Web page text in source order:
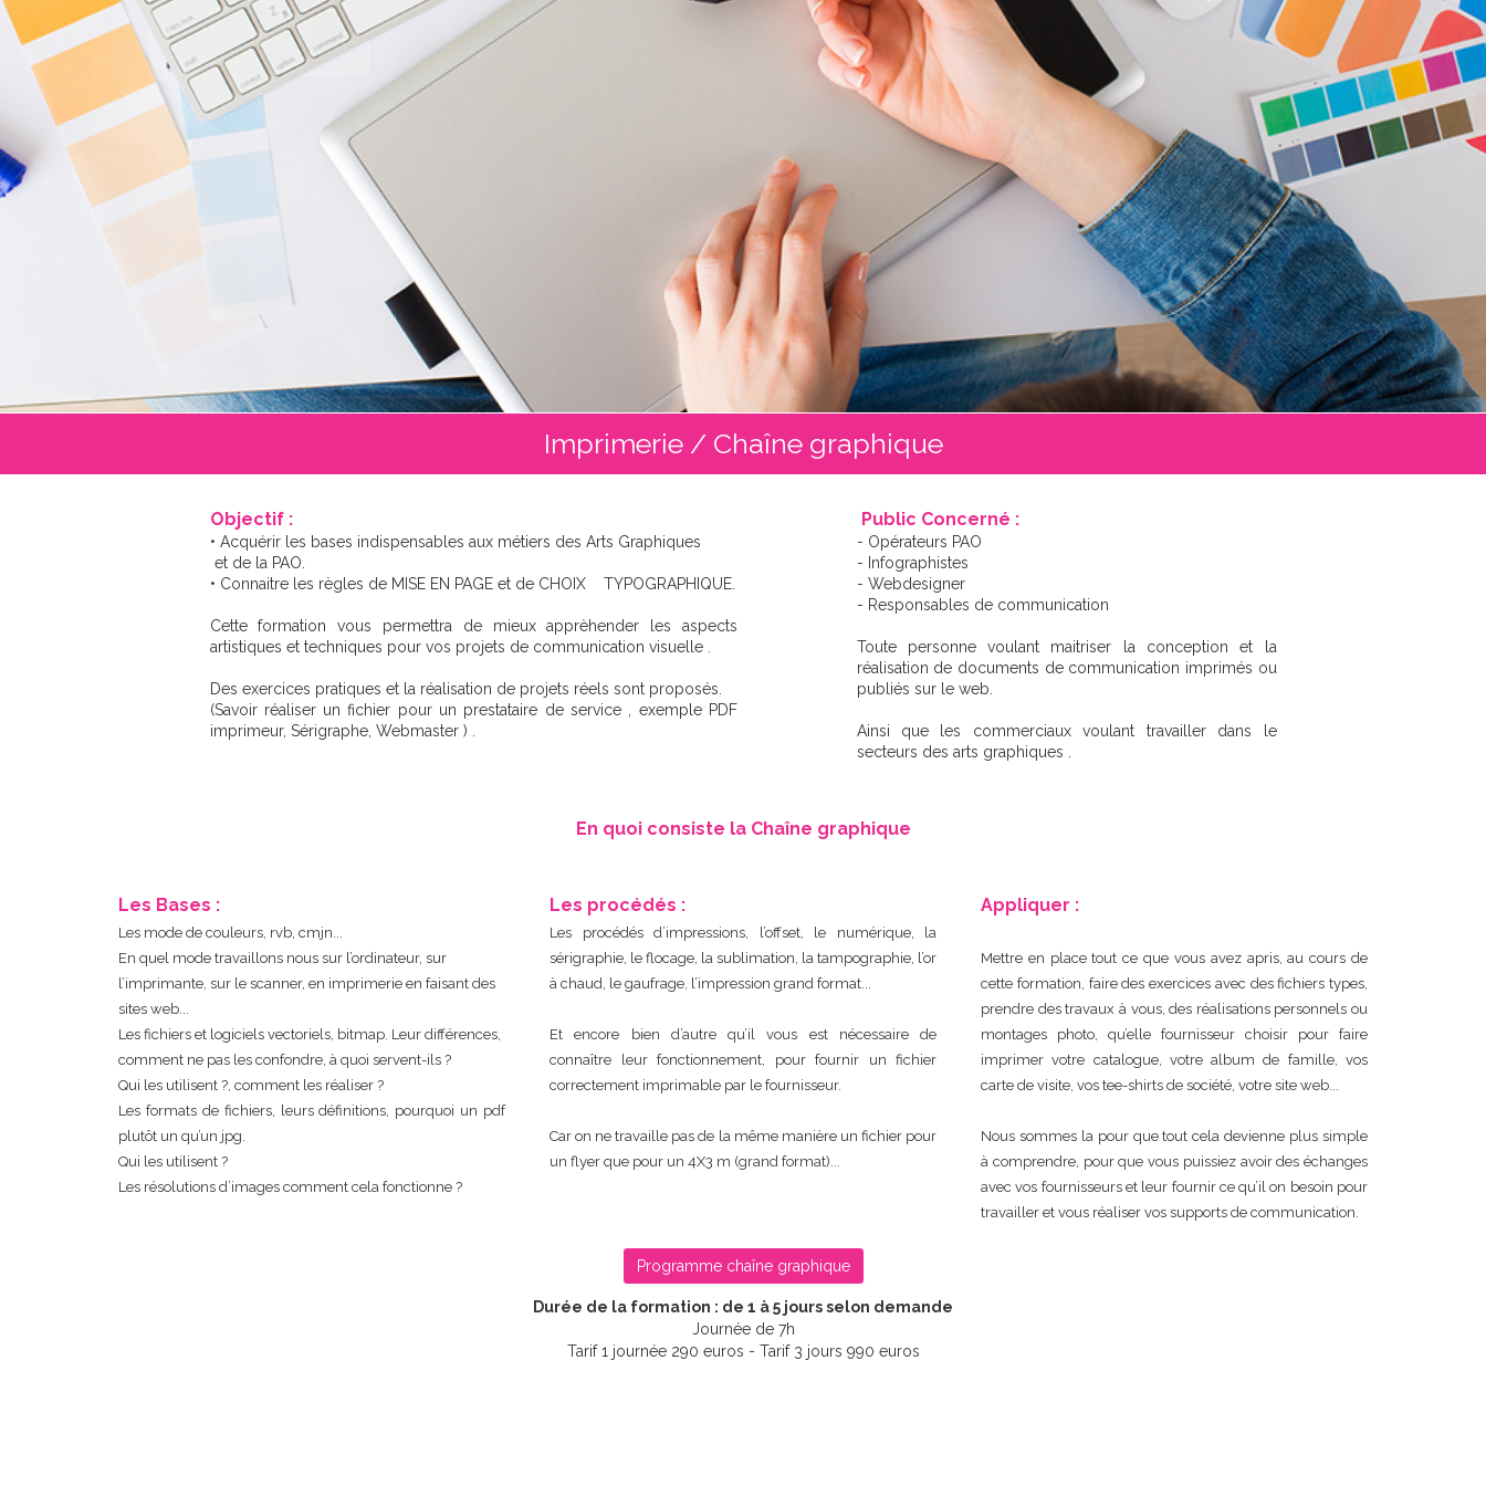
Imprimerie / Chaîne graphique
Objectif :
• Acquérir les bases indispensables aux métiers des Arts Graphiques
et de la PAO.
• Connaitre les règles de MISE EN PAGE et de CHOIX TYPOGRAPHIQUE.
Cette formation vous permettra de mieux apprèhender les aspects
artistiques et techniques pour vos projets de communication visuelle .
Des exercices pratiques et la réalisation de projets réels sont proposés.
(Savoir réaliser un fichier pour un prestataire de service , exemple PDF
imprimeur, Sérigraphe, Webmaster ) .
Public Concerné :
- Opérateurs PAO
- Infographistes
- Webdesigner
- Responsables de communication
Toute personne voulant maitriser la conception et la
réalisation de documents de communication imprimés ou
publiés sur le web.
Ainsi que les commerciaux voulant travailler dans le
secteurs des arts graphiques .
En quoi consiste la Chaîne graphique
Les Bases :
Les mode de couleurs, rvb, cmjn...
En quel mode travaillons nous sur l’ordinateur, sur
l’imprimante, sur le scanner, en imprimerie en faisant des
sites web...
Les fichiers et logiciels vectoriels, bitmap. Leur différences,
comment ne pas les confondre, à quoi servent-ils ?
Qui les utilisent ?, comment les réaliser ?
Les formats de fichiers, leurs définitions, pourquoi un pdf
plutôt un qu’un jpg.
Qui les utilisent ?
Les résolutions d’images comment cela fonctionne ?
Les procédés :
Les procédés d’impressions, l’offset, le numérique, la
sérigraphie, le flocage, la sublimation, la tampographie, l’or
à chaud, le gaufrage, l’impression grand format...
Et encore bien d’autre qu’il vous est nécessaire de
connaître leur fonctionnement, pour fournir un fichier
correctement imprimable par le fournisseur.
Car on ne travaille pas de la même manière un fichier pour
un flyer que pour un 4X3 m (grand format)...
Appliquer :
Mettre en place tout ce que vous avez apris, au cours de
cette formation, faire des exercices avec des fichiers types,
prendre des travaux à vous, des réalisations personnels ou
montages photo, qu’elle fournisseur choisir pour faire
imprimer votre catalogue, votre album de famille, vos
carte de visite, vos tee-shirts de société, votre site web...
Nous sommes la pour que tout cela devienne plus simple
à comprendre, pour que vous puissiez avoir des échanges
avec vos fournisseurs et leur fournir ce qu’il on besoin pour
travailler et vous réaliser vos supports de communication.
Programme chaîne graphique
Durée de la formation : de 1 à 5 jours selon demande
Journée de 7h
Tarif 1 journée 290 euros - Tarif 3 jours 990 euros